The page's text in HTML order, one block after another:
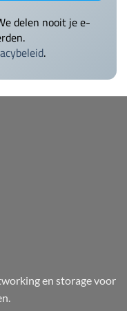
delen nooit je e-
.
en storage voor